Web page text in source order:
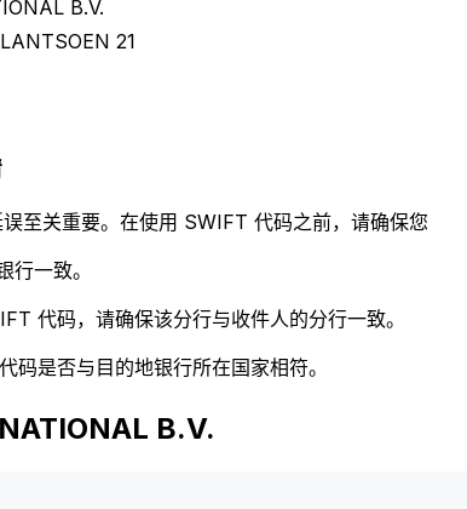
B.V.
21
至关重要。在使用 SWIFT 代码之前，请确保您
一致。
代码，请确保该分行与收件人的分行一致。
是否与目的地银行所在国家相符。
B.V.